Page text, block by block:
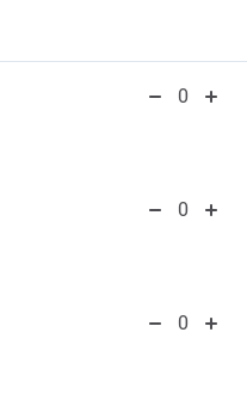
0
0
0